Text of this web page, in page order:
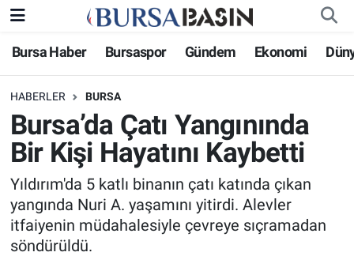
Bursa Haber Bursaspor Gündem Ekonomi
HABERLER BURSA
Bursa’da Çatı Yangınında
Bir Kişi Hayatını Kaybetti
Yıldırım'da 5 katlı binanın çatı katında çıkan
yangında Nuri A. yaşamını yitirdi. Alevler
itfaiyenin müdahalesiyle çevreye sıçramadan
söndürüldü.
Bursa Haber
Genel
Politika
Bilim, Teknoloji
KÜLTÜR-SANAT
Bursa Nöbetçi Eczaneler
Bursa Hava Durumu
Bursa Namaz Vakitleri
Bursa Trafik Yoğunluk Haritası
Süper Lig Puan Durumu ve Fikstür